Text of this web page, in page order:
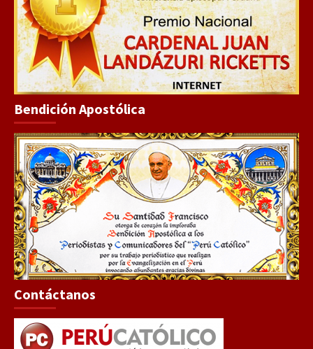
Bendición Apostólica
Contáctanos